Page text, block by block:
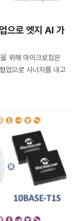
으로 엣지 AI 가
위해 마이크로칩은
업으로 시너지를 내고